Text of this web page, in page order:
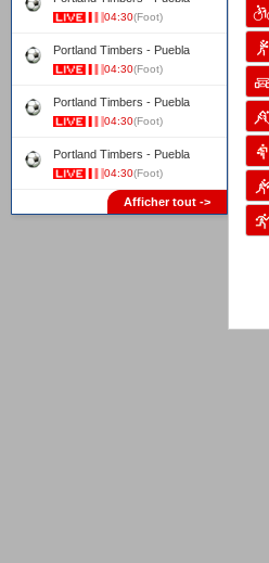
04:30(Foot)
Portland Timbers - Puebla
04:30(Foot)
Portland Timbers - Puebla
04:30(Foot)
Portland Timbers - Puebla
04:30(Foot)
Afficher tout ->